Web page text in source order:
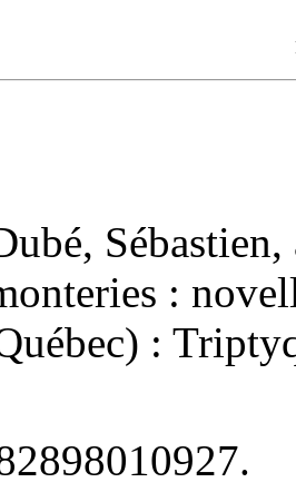
Sébastien,
:
:
.